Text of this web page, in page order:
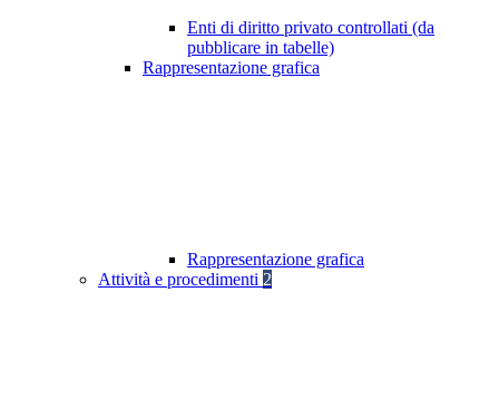
Enti di diritto privato controllati (da
pubblicare in tabelle)
Rappresentazione grafica
Rappresentazione grafica
Attività e procedimenti 2